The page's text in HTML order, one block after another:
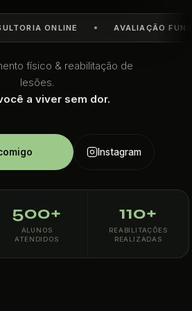
ONLINE AVALIAÇÃO
físico & reabilitação de
lesões.
a viver sem dor.
Instagram
500+
ALUNOS
ATENDIDOS
110+
REABILITAÇÕES
REALIZADAS